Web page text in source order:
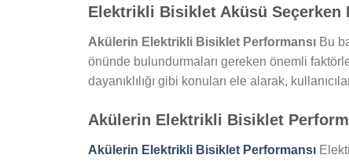
Elektrikli Bisiklet Aküsü Seçerken
Akülerin Elektrikli Bisiklet Performansı Bu
önünde bulundurmaları gereken önemli
dayanıklılığı gibi konuları ele alarak,
Akülerin Elektrikli Bisiklet
Akülerin Elektrikli Bisiklet Performansı